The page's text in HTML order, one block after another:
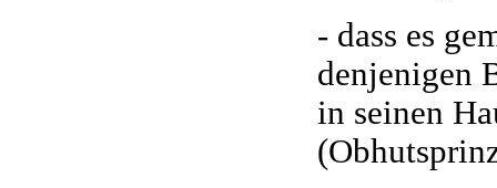
- dass es
denjenigen
in seinen